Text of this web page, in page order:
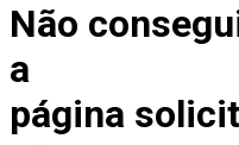
Não
a
página